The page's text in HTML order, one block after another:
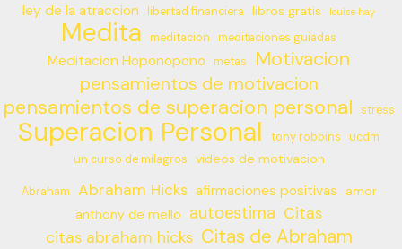
ley de la atraccion libertad financiera libros gratis louise hay
Medita meditacion meditaciones guiadas
Meditacion Hoponopono metas Motivacion
pensamientos de motivacion
pensamientos de superacion personal stress
Superacion Personal tony robbins
ucdm
un curso de milagros
videos de motivacion
Abraham Abraham Hicks afirmaciones positivas
amor
anthony de mello
autoestima Citas
citas abraham hicks Citas de Abraham